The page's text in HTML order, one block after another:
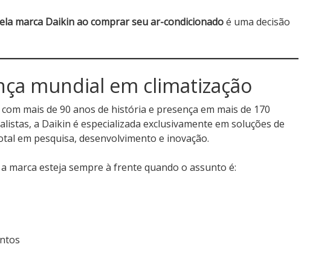
marca Daikin ao comprar seu ar-condicionadoé uma decisão
mundial em climatização
mais de 90 anos de história e presença em mais de 170
a Daikin é especializada exclusivamente em soluções de
em pesquisa, desenvolvimento e inovação.
marca esteja sempre à frente quando o assunto é: